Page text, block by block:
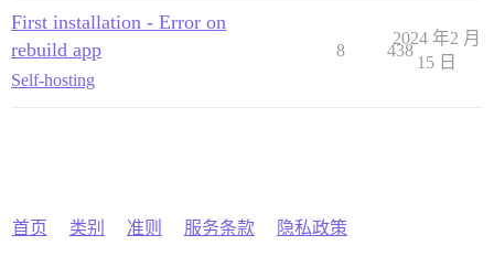
First installation - Error on
rebuild app
Self-hosting
8 438
2024 年2 月
15 日
首页 类别 准则 服务条款 隐私政策